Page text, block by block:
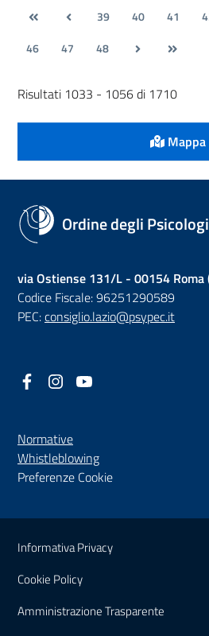
39 40 41
46
47 48
Risultati 1033 - 1056 di 1710
Mappa
Ordine degli
via Ostiense 131/L - 00154 Roma
Codice Fiscale: 96251290589
PEC:consiglio.lazio@psypec.it
Facebook
(nuova scheda - new tab)
Instagram
(nuova scheda - new tab)
Normative
Whistleblowing(nuova scheda - new
Preferenze Cookie
Sezione Link Utili
Informativa Privacy
Cookie Policy
Amministrazione Trasparente